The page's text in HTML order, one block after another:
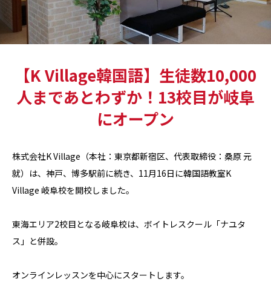
【K Village韓国語】生徒数10,000
人まであとわずか！13校目が岐阜
にオープン
株式会社K Village（本社：東京都新宿区、代表取締役：桑原 元
就）は、神戸、博多駅前に続き、11月16日に韓国語教室K
Village 岐阜校を開校しました。
東海エリア2校目となる岐阜校は、ボイトレスクール「ナユタ
ス」と併設。
オンラインレッスンを中心にスタートします。